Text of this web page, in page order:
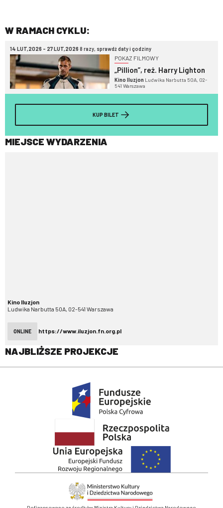
W RAMACH CYKLU:
14 LUT,2026 - 27 LUT,2026 8 razy, sprawdź daty i godziny
POKAZ FILMOWY
„Pillion”, reż. Harry Lighton
Kino Iluzjon Ludwika Narbutta 50A, 02-
541 Warszawa
KUP BILET
MIEJSCE WYDARZENIA
Kino Iluzjon
Ludwika Narbutta 50A, 02-541 Warszawa
ONLINE https://www.iluzjon.fn.org.pl
NAJBLIŻSZE PROJEKCJE